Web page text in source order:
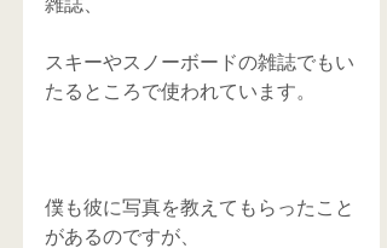
スキーやスノーボードの雑誌でもい
たるところで使われています。
僕も彼に写真を教えてもらったこと
があるのですが、